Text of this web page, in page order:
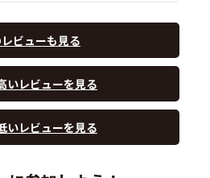
ビューも見る
いレビューを見る
いレビューを見る